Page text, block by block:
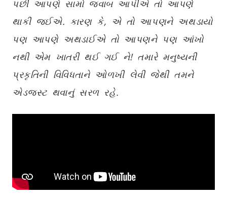
પછી આપણે સામો જવાબ આપીએ તો આપણે
થાકી જઈએ. કારણ કે, એ તો આપણને અથડાયો
પણ આપણે અથડાઈએ તો આપણને પણ આંખો
નથી એમ ખાતરી થઈ ગઈ ને! તમારે મનુષ્યની
પ્રકૃતિની વિવિધતાને ઓળખી લેવી જેથી તમને
એડજસ્ટ થવાનું સરળ રહે.